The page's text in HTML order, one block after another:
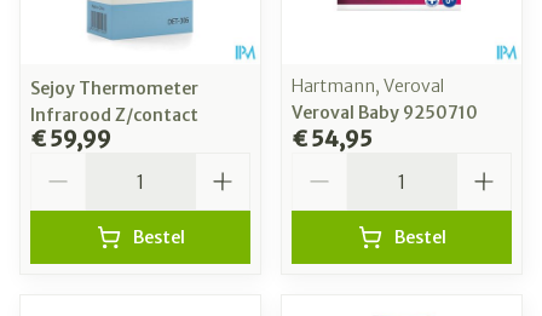
Sejoy Thermometer
Infrarood Z/contact
€ 59,99
Bestel
Hartmann, Veroval
Veroval Baby 9250710
€ 54,95
Bestel